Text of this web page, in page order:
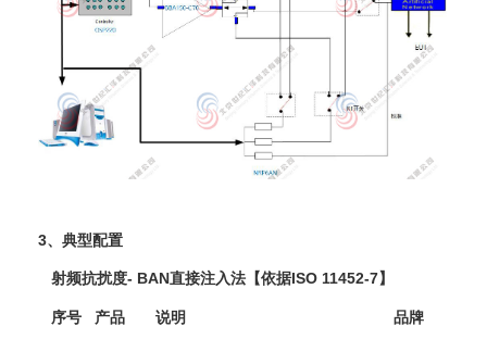
3、典型配置
射频抗扰度- BAN直接注入法【依据ISO 11452-7】
序号 产品 说明 品牌